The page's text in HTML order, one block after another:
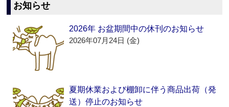
お知らせ
2026年 お盆期間中の休刊のお知らせ
2026年07月24日 (金)
夏期休業および棚卸に伴う商品出荷（発
送）停止のお知らせ